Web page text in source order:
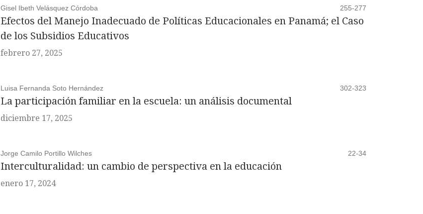
Gisel Ibeth Velásquez Córdoba 255-277
Efectos del Manejo Inadecuado de Políticas Educacionales en Panamá; el Caso
de los Subsidios Educativos
febrero 27, 2025
Luisa Fernanda Soto Hernández 302-323
La participación familiar en la escuela: un análisis documental
diciembre 17, 2025
Jorge Camilo Portillo Wilches 22-34
Interculturalidad: un cambio de perspectiva en la educación
enero 17, 2024